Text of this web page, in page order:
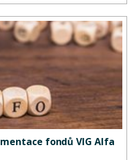
fondů VIG Alfa